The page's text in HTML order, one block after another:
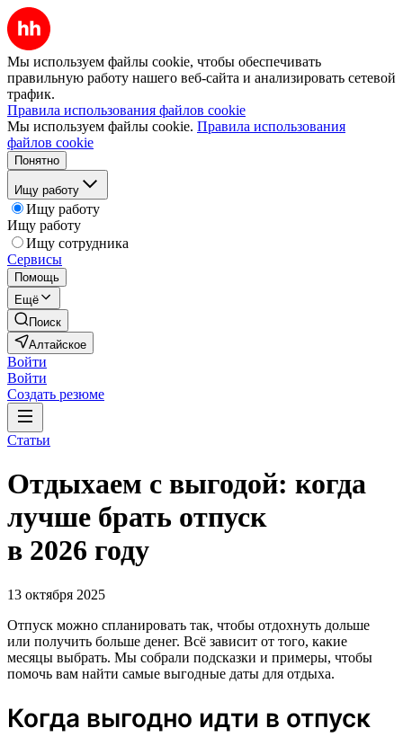
Мы используем файлы cookie, чтобы обеспечивать
правильную работу нашего веб-сайта и анализировать сетевой
трафик.
Правила использования файлов cookie
Мы используем файлы cookie. Правила использования
файлов cookie
Понятно
Ищу работу
Ищу работу
Ищу работу
Ищу сотрудника
Сервисы
Помощь
Ещё
Поиск
Алтайское
Войти
Войти
Создать резюме
Статьи
Отдыхаем с выгодой: когда
лучше брать отпуск
в 2026 году
13 октября 2025
Отпуск можно спланировать так, чтобы отдохнуть дольше
или получить больше денег. Всё зависит от того, какие
месяцы выбрать. Мы собрали подсказки и примеры, чтобы
помочь вам найти самые выгодные даты для отдыха.
Когда выгодно идти в отпуск